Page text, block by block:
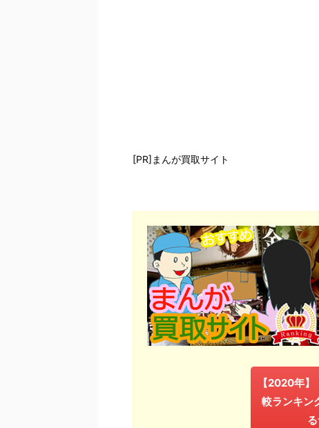
[PR]まんが買取サイト
【2020年
較ランキン